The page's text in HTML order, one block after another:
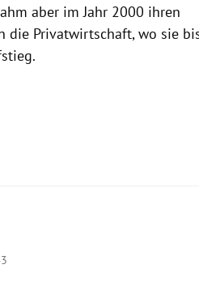
aber im Jahr 2000 ihren
die Privatwirtschaft, wo sie